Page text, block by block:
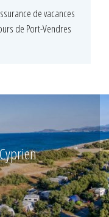
de vacances
de Port-Vendres